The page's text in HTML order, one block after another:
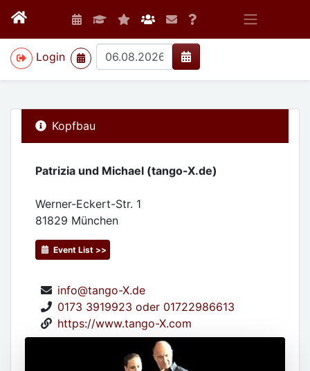
Login
>
Kopfbau
Patrizia und Michael (tango-X.de)
Werner-Eckert-Str. 1
81829 München
Event List >>
info@tango-X.de
0173 3919923 oder 01722986613
https://www.tango-X.com